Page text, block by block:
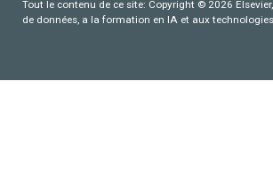
Tout le contenu de ce site: Copyright © 2026
de données, a la formation en IA et aux